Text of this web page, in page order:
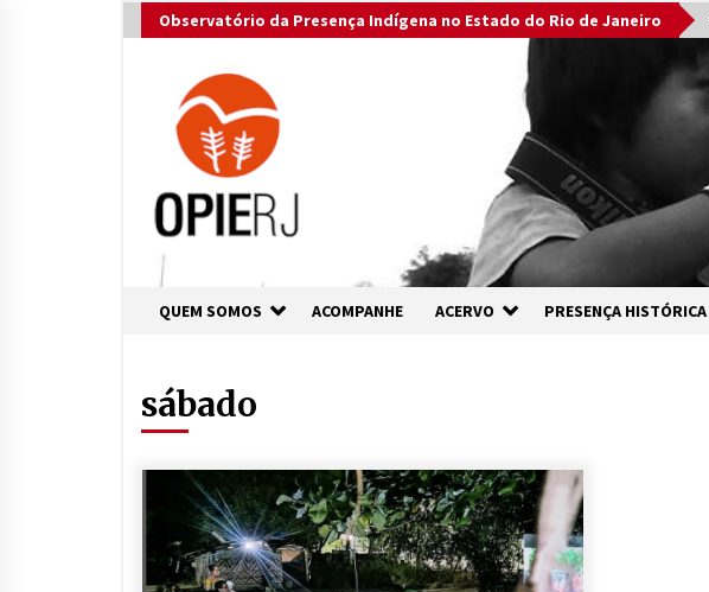
to
Observatório da Presença Indígena no Estado do Rio de Janeiro
QUEM SOMOS ACOMPANHE ACERVO PRESENÇA HISTÓRICA
sábado